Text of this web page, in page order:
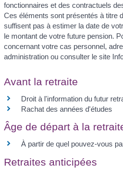
fonctionnaires et des contractuels
Ces éléments sont présentés à titre
suffisent pas à estimer la date de
le montant de votre future pension.
concernant votre cas personnel,
administration ou consulter le site
Avant la retraite
Droit à l'information du futur
Rachat des années d'études
Âge de départ à la
À partir de quel pouvez-vous
Retraites anticipées